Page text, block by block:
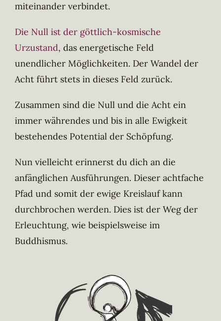
miteinander verbindet.
Die Null ist der göttlich-kosmische
Urzustand, das energetische Feld
unendlicher Möglichkeiten. Der Wandel der
Acht führt stets in dieses Feld zurück.
Zusammen sind die Null und die Acht ein
immer währendes und bis in alle Ewigkeit
bestehendes Potential der Schöpfung.
Nun vielleicht erinnerst du dich an die
anfänglichen Ausführungen. Dieser achtfache
Pfad und somit der ewige Kreislauf kann
durchbrochen werden. Dies ist der Weg der
Erleuchtung, wie beispielsweise im
Buddhismus.